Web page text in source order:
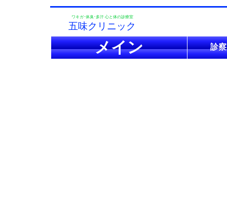
ワキガ･体臭･多汗 心と体の診療室
五味クリニック
メイン 診